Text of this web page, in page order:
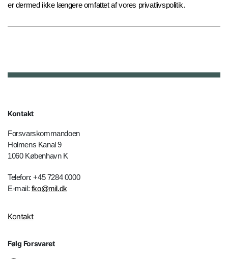
er dermed ikke længere omfattet af vores privatlivspolitik.
Kontakt
Forsvarskommandoen
Holmens Kanal 9
1060 København K
Telefon: +45 7284 0000
E-mail: fko@mil.dk
Kontakt
Følg Forsvaret